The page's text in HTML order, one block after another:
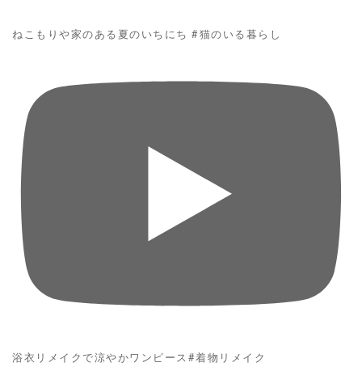
ねこもりや家のある夏のいちにち #猫のいる暮らし
浴衣リメイクで涼やかワンピース#着物リメイク